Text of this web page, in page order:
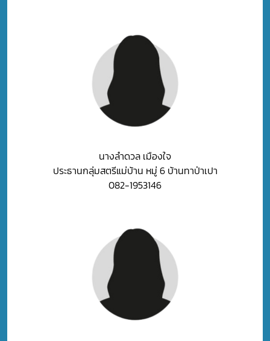
นางลำดวล เมืองใจ
ประธานกลุ่มสตรีแม่บ้าน หมู่ 6 บ้านทาป่าเปา
082-1953146